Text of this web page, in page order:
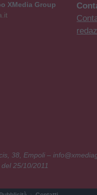
XMedia Group
38, Empoli –
25/10/2011